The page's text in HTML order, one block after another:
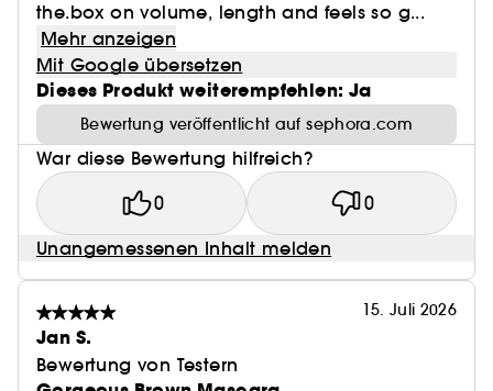
the.box on volume, length and feels so g...
Mehr anzeigen
Mit Google übersetzen
Dieses Produkt weiterempfehlen: Ja
Bewertung veröffentlicht auf sephora.com
War diese Bewertung hilfreich?
0 0
Unangemessenen Inhalt melden
15. Juli 2026
Jan S.
Bewertung von Testern